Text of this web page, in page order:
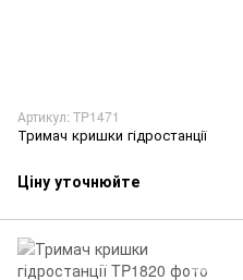
Артикул: TP1471
Тримач кришки гідростанції
Ціну уточнюйте